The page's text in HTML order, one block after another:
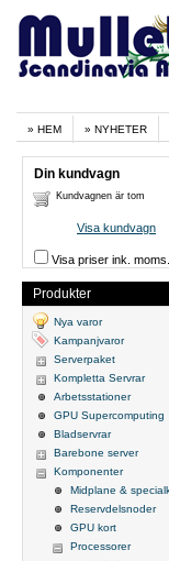
HEM NYHETER
Din kundvagn
Kundvagnen är tom
Visa kundvagn
Visa priser ink. moms.
Produkter
Nya varor
Kampanjvaror
Serverpaket
Kompletta Servrar
Arbetsstationer
GPU Supercomputing
Bladservrar
Barebone server
Komponenter
Midplane &
Reservdelsnoder
GPU kort
Processorer